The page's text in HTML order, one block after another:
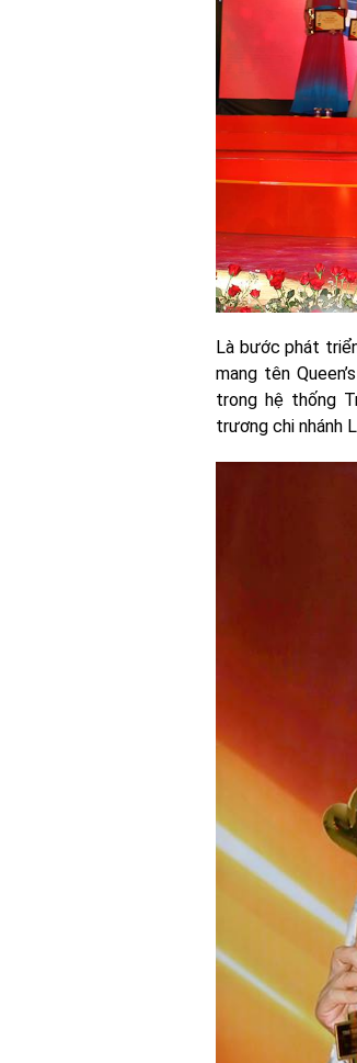
Là bước phát
mang tên
trong hệ thống
trương chi nhánh